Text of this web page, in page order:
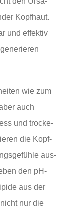
Kopf­haut.
und effek­tiv
wie zum
auch
und tro­cke­
die Kopf­
aus­
den pH-
aus der
nur die